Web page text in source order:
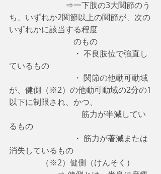
⇒一下肢の3大関節のう
ち、いずれか2関節以上の関節が、次の
いずれかに該当する程度
のもの
・ 不良肢位で強直し
ているもの
・ 関節の他動可動域
が、健側（※2）の他動可動域の2分の1
以下に制限され、かつ、
筋力が半減してい
るもの
・ 筋力が著減または
消失しているもの
（※2）健側（けんそく）